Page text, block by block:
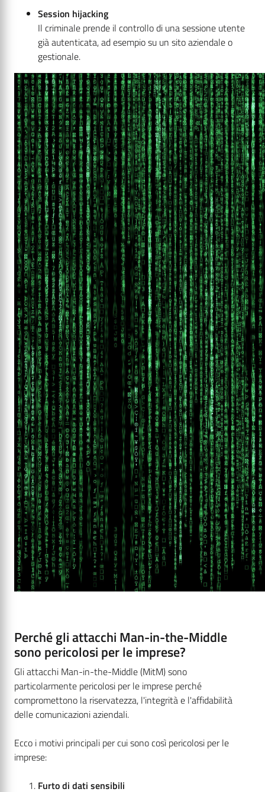
Session hijacking
Il criminale prende il controllo di una sessione utente
già autenticata, ad esempio su un sito aziendale o
gestionale.
Perché gli attacchi Man-in-the-Middle
sono pericolosi per le imprese?
Gli attacchi Man-in-the-Middle (MitM) sono
particolarmente pericolosi per le imprese perché
compromettono la riservatezza, l'integrità e l'affidabilità
delle comunicazioni aziendali.
Ecco i motivi principali per cui sono così pericolosi per le
imprese:
Furto di dati sensibili